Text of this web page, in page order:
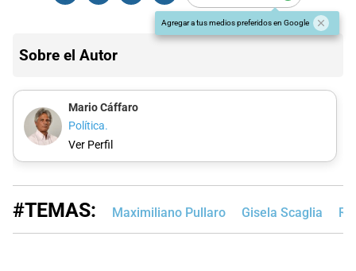
Agregar a tus medios preferidos en Google
Sobre el Autor
Mario Cáffaro
Política.
Ver Perfil
#TEMAS: Maximiliano Pullaro Gisela Scaglia